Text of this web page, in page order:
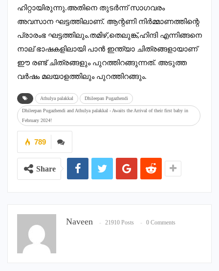
ഹിറ്റായിരുന്നു.അതിനെ തുടർന്ന് സാഗവരം
അവസാന ഘട്ടത്തിലാണ്. ആന്റണി നിർമ്മാണത്തിന്റെ
പ്രാരംഭ ഘട്ടത്തിലും.തമിഴ്,തെലുങ്ക്,ഹിന്ദി എന്നിങ്ങനെ
നാല് ഭാഷകളിലായി പാൻ ഇന്ത്യാ ചിത്രങ്ങളായാണ്
ഈ രണ്ട് ചിത്രങ്ങളും പുറത്തിറങ്ങുന്നത്. അടുത്ത
വർഷം മലയാളത്തിലും പുറത്തിറങ്ങും.
Athulya palakkal Dhileepan Pugazhendi
Dhileepan Pugazhendi and Athulya palakkal - Awaits the Arrival of their first baby in
February 2024!
789
Share
Naveen 21910 Posts 0 Comments